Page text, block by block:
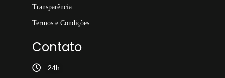
Transparência
Termos e Condições
Contato
24h